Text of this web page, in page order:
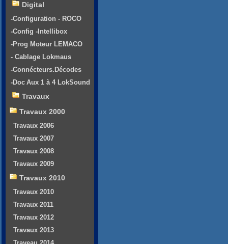
Digital
-Configuration - ROCO
-Config -Intellibox
-Prog Moteur LEMACO
- Cablage Lokmaus
-Connécteurs.Décodes
-Doc Aux 1 à 4 LokSound
Travaux
Travaux 2000
Travaux 2006
Travaux 2007
Travaux 2008
Travaux 2009
Travaux 2010
Travaux 2010
Travaux 2011
Travaux 2012
Travaux 2013